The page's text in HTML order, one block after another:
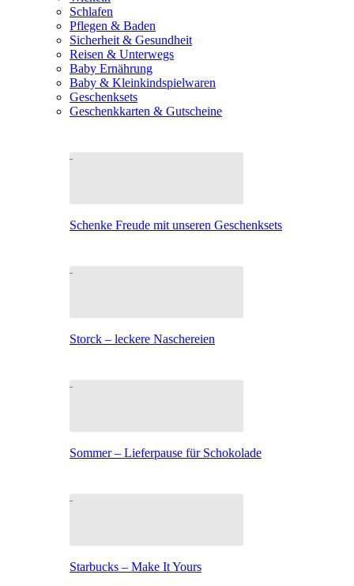
Schlafen
Pflegen & Baden
Sicherheit & Gesundheit
Reisen & Unterwegs
Baby Ernährung
Baby & Kleinkindspielwaren
Geschenksets
Geschenkkarten & Gutscheine
Schenke Freude mit unseren Geschenksets
Storck – leckere Naschereien
Sommer – Lieferpause für Schokolade
Starbucks – Make It Yours